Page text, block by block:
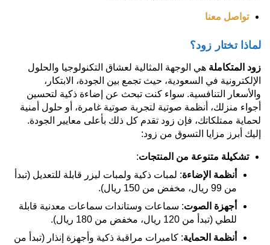
تواصل معنا
لماذا تختار زود؟
زود المتكاملة هي الوجهة المثالية لعشاق التكنولوجيا والحلول
الإلكترونية في السعودية، حيث تجمع بين الجودة، الابتكار،
والأسعار التنافسية. سواء كنت تبحث عن إضاءة ذكية لتحسين
أجواء منزلك، أنظمة صوتية لتجربة صوتية غامرة، أو حلول أمنية
لحماية ممتلكاتك، فإن زود تقدم كل ذلك بأعلى معايير الجودة.
إليك أبرز مزايا التسوق من زود:
تشكيلة متنوعة من المنتجات:
أنظمة الإضاءة: لمبات ذكية ولمبات ليزر قابلة للتعديل (تبدأ
من 99 ريال، مخفض من 150 ريال).
أجهزة الصوت: سماعات وستاندات سماعات معدنية قابلة
للطي (تبدأ من 120 ريال، مخفض من 180 ريال).
أنظمة الحماية: كاميرات مراقبة ذكية وأجهزة إنذار (تبدأ من